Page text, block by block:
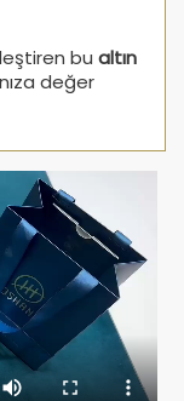
bu altın
değer